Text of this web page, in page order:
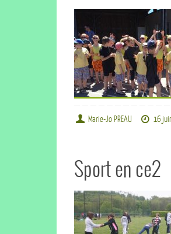
Marie-Jo PREAU 16
Sport en ce2